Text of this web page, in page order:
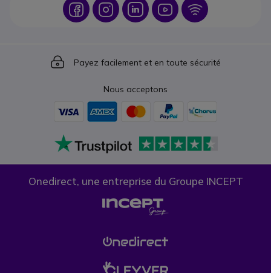
Icon IconIcon Icon Icon
Icon
Payez facilement et en toute sécurité
Nous acceptons
Onedirect, une entreprise du Groupe INCEPT